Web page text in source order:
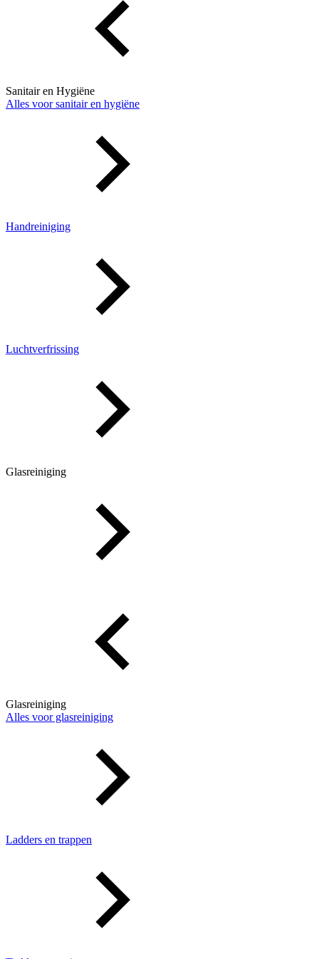
Sanitair en Hygiëne
Alles voor sanitair en hygiëne
Handreiniging
Luchtverfrissing
Glasreiniging
Glasreiniging
Alles voor glasreiniging
Ladders en trappen